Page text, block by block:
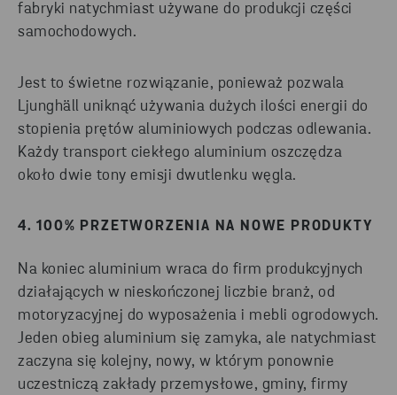
fabryki natychmiast używane do produkcji części
samochodowych.
Jest to świetne rozwiązanie, ponieważ pozwala
Ljunghäll uniknąć używania dużych ilości energii do
stopienia prętów aluminiowych podczas odlewania.
Każdy transport ciekłego aluminium oszczędza
około dwie tony emisji dwutlenku węgla.
4. 100% PRZETWORZENIA NA NOWE PRODUKTY
Na koniec aluminium wraca do firm produkcyjnych
działających w nieskończonej liczbie branż, od
motoryzacyjnej do wyposażenia i mebli ogrodowych.
Jeden obieg aluminium się zamyka, ale natychmiast
zaczyna się kolejny, nowy, w którym ponownie
uczestniczą zakłady przemysłowe, gminy, firmy